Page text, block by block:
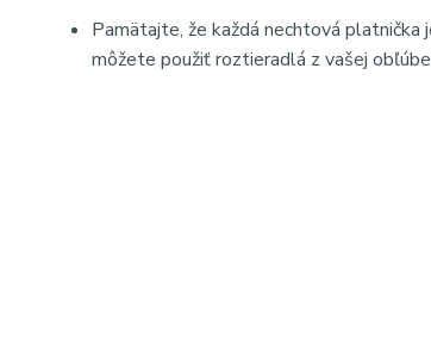
Pamätajte, že každá nechtová platnička
môžete použiť roztieradlá z vašej